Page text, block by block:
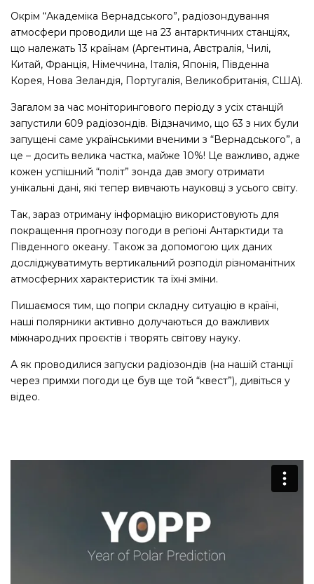
Окрім “Академіка Вернадського”, радіозондування
атмосфери проводили ще на 23 антарктичних станціях,
що належать 13 країнам (Аргентина, Австралія, Чилі,
Китай, Франція, Німеччина, Італія, Японія, Південна
Корея, Нова Зеландія, Португалія, Великобританія, США).
Загалом за час моніторингового періоду з усіх станцій
запустили 609 радіозондів. Відзначимо, що 63 з них були
запущені саме українськими вченими з “Вернадського”, а
це – досить велика частка, майже 10%! Це важливо, адже
кожен успішний “політ” зонда дав змогу отримати
унікальні дані, які тепер вивчають науковці з усього світу.
Так, зараз отриману інформацію використовують для
покращення прогнозу погоди в регіоні Антарктиди та
Південного океану. Також за допомогою цих даних
досліджуватимуть вертикальний розподіл різноманітних
атмосферних характеристик та їхні зміни.
Пишаємося тим, що попри складну ситуацію в країні,
наші полярники активно долучаються до важливих
міжнародних проєктів і творять світову науку.
А як проводилися запуски радіозондів (на нашій станції
через примхи погоди це був ще той “квест”), дивіться у
відео.